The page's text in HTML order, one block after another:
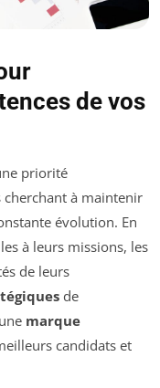
de vos
priorité
à maintenir
évolution. En
à leurs missions, les
de leurs
de
marque
candidats et